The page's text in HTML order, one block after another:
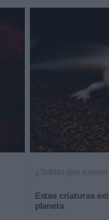
¿Sabías que
Estas criaturas
planeta